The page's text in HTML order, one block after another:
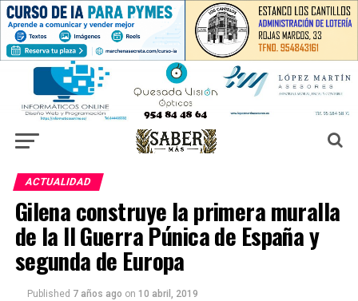
ACTUALIDAD
Gilena construye la primera muralla
de la II Guerra Púnica de España y
segunda de Europa
Published 7 años ago on 10 abril, 2019